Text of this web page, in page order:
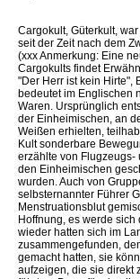
Cargokult, Güterkult,
seit der Zeit nach dem
(xxx Anmerkung: Eine
Cargokults findet
"Der Herr ist kein Hirte",
bedeutet im Englischen
Waren. Ursprünglich
der Einheimischen, an
Weißen erhielten,
Kult sonderbare
erzählte von Flugzeugs-
den Einheimischen
wurden. Auch von
selbsternannter Führer
Menstruationsblut
Hoffnung, es werde
wieder hatten sich im
zusammengefunden,
gemacht hatten, sie
aufzeigen, die sie direkt